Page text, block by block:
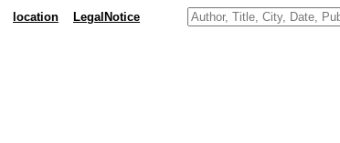
location LegalNotice